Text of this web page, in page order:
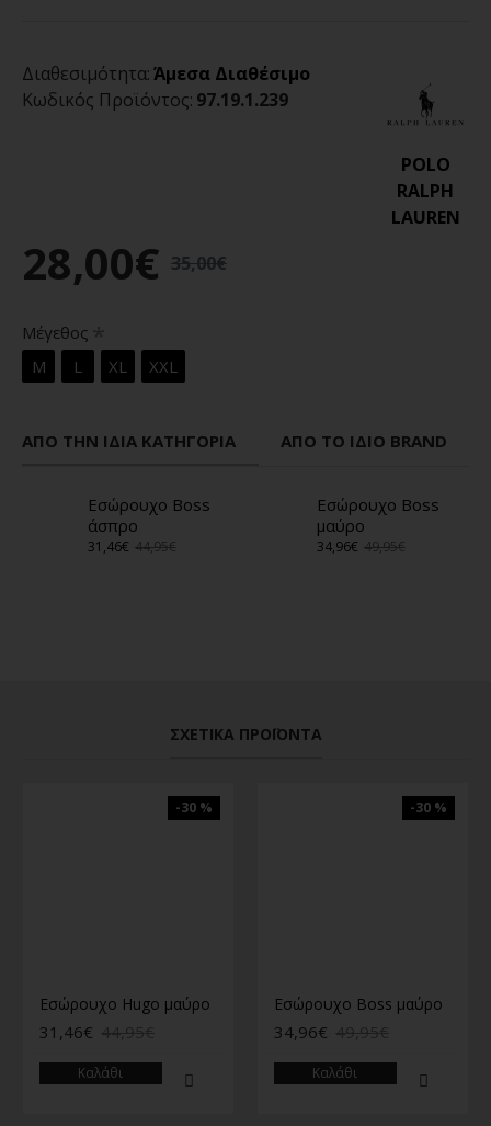
28,00€ 35,00€
Διαθεσιμότητα:Άμεσα Διαθέσιμο
Κωδικός Προϊόντος: 97.19.1.239
POLO
RALPH
LAUREN
Μέγεθος
M
L XL XXL
ΑΠΌ ΤΗΝ ΊΔΙΑ ΚΑΤΗΓΟΡΊΑ ΑΠΌ ΤΟ ΊΔΙΟ BRAND
Εσώρουχο Boss
άσπρο
31,46€ 44,95€
Εσώρουχο Boss
μαύρο
34,96€ 49,95€
ΣΧΕΤΙΚΆ ΠΡΟΪΌΝΤΑ
-30 %
Εσώρουχο Hugo μαύρο
31,46€
Καλάθι
-30 %
Εσώρουχο Boss μαύρο
34,96€
Καλάθι